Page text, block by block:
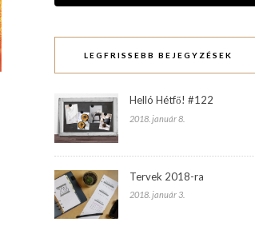
LEGFRISSEBB BEJEGYZÉSEK
Helló Hétfő! #122
2018. január 8.
Tervek 2018-ra
2018. január 3.